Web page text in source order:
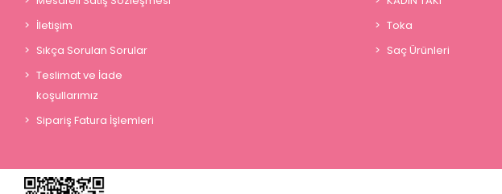
İletişim
Sıkça Sorulan Sorular
Teslimat ve İade
koşullarımız
Sipariş Fatura İşlemleri
Toka
Saç Ürünleri